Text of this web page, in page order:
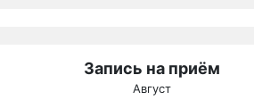
Запись на приём
Август